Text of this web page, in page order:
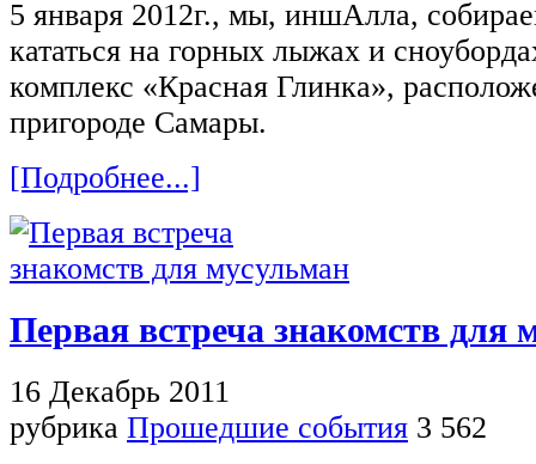
5 января 2012г., мы, иншАлла,
кататься на горных лыжах и
комплекс «Красная Глинка»,
пригороде Самары.
[Подробнее...]
Первая встреча знакомств для
16 Декабрь 2011
рубрика Прошедшие события 3 562